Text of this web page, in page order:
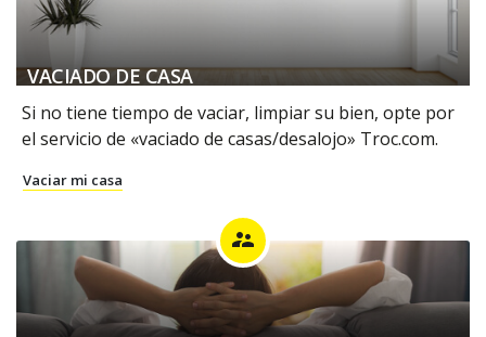
VACIADO DE CASA
Si no tiene tiempo de vaciar, limpiar su bien, opte por
el servicio de «vaciado de casas/desalojo» Troc.com.
Vaciar mi casa
supervisor_account